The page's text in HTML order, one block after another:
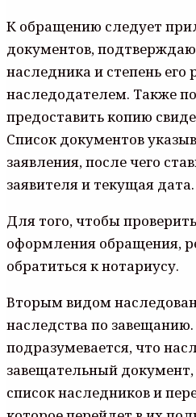
К обращению следует
документов,
наследника и степень его
наследодателем. Также
предоставить копию
Список документов
заявления, после чего
заявителя и текущая дата.
Для того, чтобы
оформления обращения,
обратиться к нотариусу.
Вторым видом
наследства по
подразумевается, что
завещательный
список наследников и